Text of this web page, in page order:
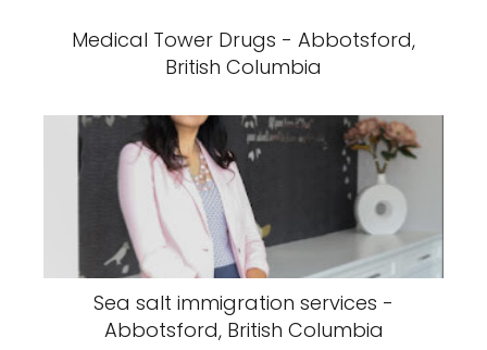
Medical Tower Drugs - Abbotsford,
British Columbia
Sea salt immigration services -
Abbotsford, British Columbia